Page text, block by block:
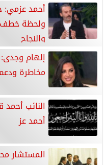
أحمد عزمي:
ولحظة خطف
والنجاح
إلهام
مخاطرة
النائب
أحمد عز
المستشار